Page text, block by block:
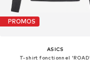
PROMOS
ASICS
T-shirt fonctionnel 'ROAD'